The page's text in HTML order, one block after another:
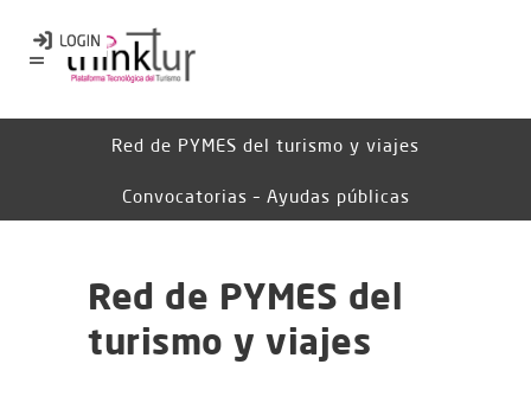
Red de PYMES del turismo y viajes
Convocatorias – Ayudas públicas
Red de PYMES del
turismo y viajes